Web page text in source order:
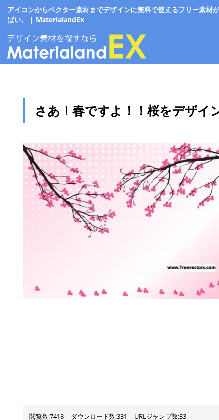
アイコンからベクター素材までデザインに無料で使えるフリー素材
ぱい。 | MaterialandEx
さあ！春ですよ！！桜をデザイ
閲覧数:7418 ダウンロード数:331
URLジャンプ数:33